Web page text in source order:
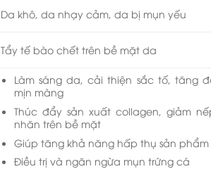
Da khô, da nhạy cảm, da bị mụn yếu
Tẩy tế bào chết trên bề mặt da
Làm sáng da, cải thiện sắc tố, tăng
mịn màng
Thúc đẩy sản xuất collagen, giảm
nhăn trên bề mặt
Giúp tăng khả năng hấp thụ sản phẩm
Điều trị và ngăn ngừa mụn trứng cá